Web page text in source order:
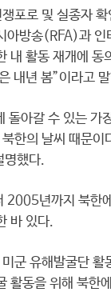
포로 및 실종자
아방송(RFA)과 인
내 활동 재개에 동
내년 봄”이라고
돌아갈 수 있는 가
한의 날씨 때문이
명했다.
2005년까지 북한
바 있다.
군 유해발굴단 활
활동을 위해 북한